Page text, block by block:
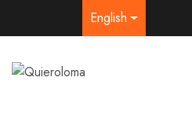
English